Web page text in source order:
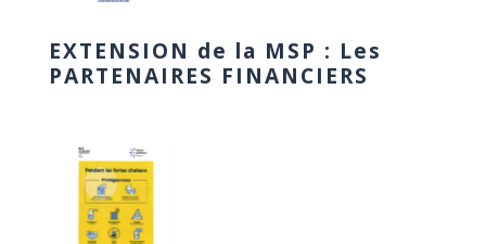
EXTENSION de la MSP : Les
PARTENAIRES FINANCIERS